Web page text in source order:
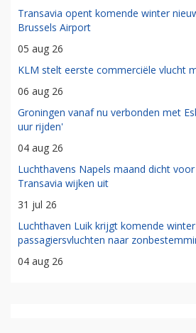
Transavia opent komende winter
Brussels Airport
05 aug 26
KLM stelt eerste commerciële vlucht
06 aug 26
Groningen vanaf nu verbonden met
uur rijden'
04 aug 26
Luchthavens Napels maand dicht
Transavia wijken uit
31 jul 26
Luchthaven Luik krijgt komende
passagiersvluchten naar
04 aug 26